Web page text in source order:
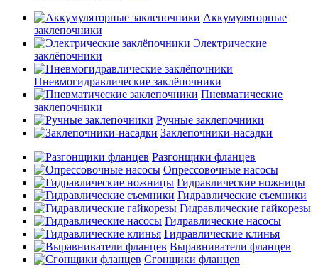
Аккумуляторные
заклепочники
Электрические
заклёпочники
Пневмогидравлические заклёпочники
Пневматические
заклепочники
Ручные заклепочники
Заклепочники-насадки
Разгонщики фланцев
Опрессовочные насосы
Гидравлические ножницы
Гидравлические съемники
Гидравлические гайкорезы
Гидравлические насосы
Гидравлические клинья
Выравниватели фланцев
Сгонщики фланцев